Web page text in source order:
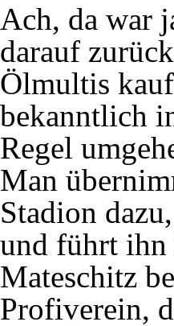
Ach, da war
darauf
Ölmultis
bekanntlich
Regel
Man
Stadion
und führt
Mateschitz
Profiverein,